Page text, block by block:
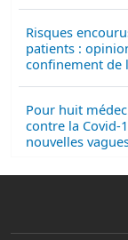
Risques
patients :
confinement de
Pour huit
contre la Covid-
nouvelles